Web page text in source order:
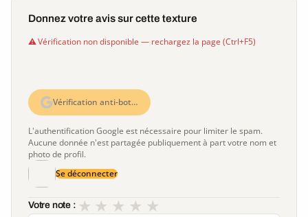
Donnez votre avis sur cette texture
Vérification non disponible — rechargez la page (Ctrl+F5)
Vérification anti-bot…
L'authentification Google est nécessaire pour limiter le spam.
Aucune donnée n'est partagée publiquement à part votre nom et
photo de profil.
Se déconnecter
Votre note : ★
★
★
★
★